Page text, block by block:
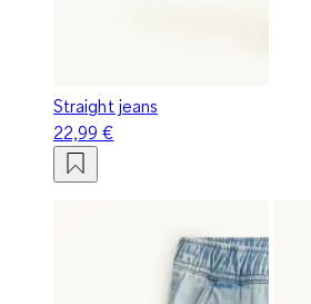
Straight jeans
22,99 €